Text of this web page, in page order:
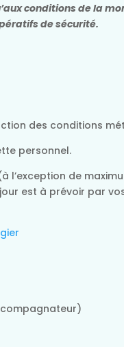
conditions de la
de sécurité.
des conditions
personnel.
l’exception de
est à prévoir par